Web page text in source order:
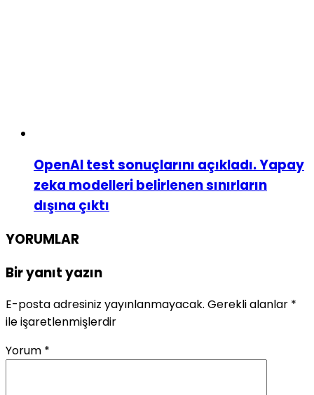
OpenAI test sonuçlarını açıkladı. Yapay
zeka modelleri belirlenen sınırların
dışına çıktı
YORUMLAR
Bir yanıt yazın
E-posta adresiniz yayınlanmayacak. Gerekli alanlar *
ile işaretlenmişlerdir
Yorum *